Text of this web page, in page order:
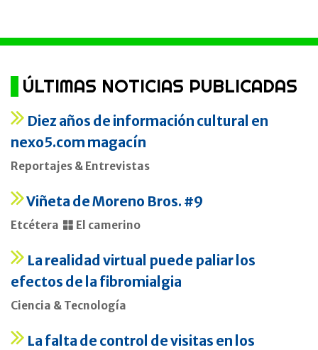
ÚLTIMAS NOTICIAS PUBLICADAS
Diez años de información cultural en
nexo5.com magacín
Reportajes & Entrevistas
Viñeta de Moreno Bros. #9
Etcétera El camerino
La realidad virtual puede paliar los
efectos de la fibromialgia
Ciencia & Tecnología
La falta de control de visitas en los